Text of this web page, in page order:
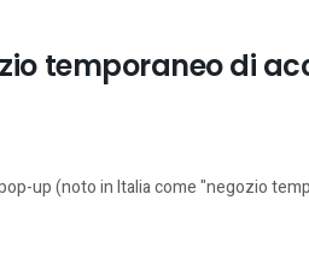
temporaneo di
up (noto in Italia come "negozio